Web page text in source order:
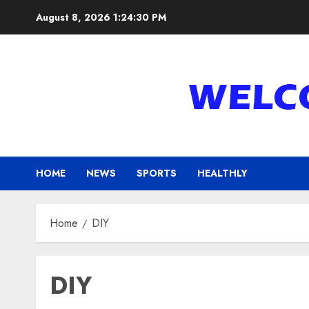
August 8, 2026 1:24:30 PM
HOME NEWS SPORTS HEALTHLY
Home DIY
DIY